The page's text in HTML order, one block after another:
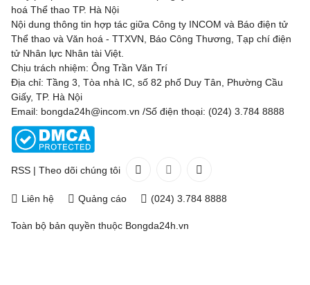
hoá Thể thao TP. Hà Nội
Nội dung thông tin hợp tác giữa Công ty INCOM và Báo điện tử
Thể thao và Văn hoá - TTXVN, Báo Công Thương, Tạp chí điện
tử Nhân lực Nhân tài Việt.
Chịu trách nhiệm: Ông Trần Văn Trí
Địa chỉ: Tầng 3, Tòa nhà IC, số 82 phố Duy Tân, Phường Cầu
Giấy, TP. Hà Nội
Email: bongda24h@incom.vn /Số điện thoại: (024) 3.784 8888
RSS | Theo dõi chúng tôi
Liên hệ Quảng cáo (024) 3.784 8888
Toàn bộ bản quyền thuộc Bongda24h.vn